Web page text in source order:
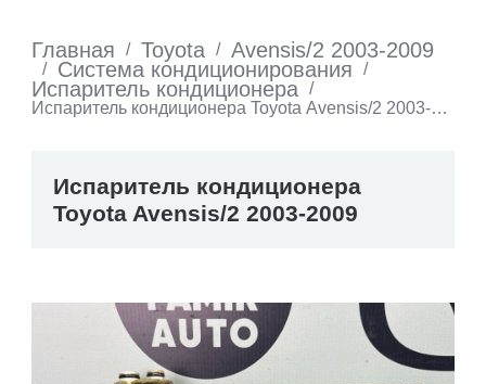
Главная / Toyota / Avensis/2 2003-2009
/ Система кондиционирования /
Испаритель кондиционера /
Испаритель кондиционера Toyota Avensis/2 2003-
Испаритель кондиционера
Toyota Avensis/2 2003-2009